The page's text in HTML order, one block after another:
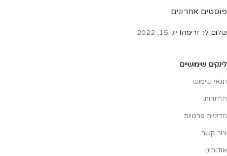
לינקים שימושיים
תנאי שימוש
החזרות
מדיניות פרטיות
צור קשר
אודותינו
פוסטים אחרונים
שלום לך זרימה! יוני 15, 2022